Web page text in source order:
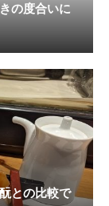
の度合いに
との比較で